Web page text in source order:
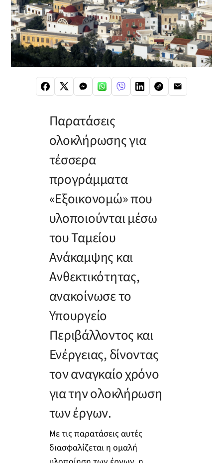
Παρατάσεις
ολοκλήρωσης για
τέσσερα
προγράμματα
«Εξοικονομώ» που
υλοποιούνται μέσω
του Ταμείου
Ανάκαμψης και
Ανθεκτικότητας,
ανακοίνωσε το
Υπουργείο
Περιβάλλοντος και
Ενέργειας, δίνοντας
τον αναγκαίο χρόνο
για την ολοκλήρωση
των έργων.
Με τις παρατάσεις αυτές
διασφαλίζεται η ομαλή